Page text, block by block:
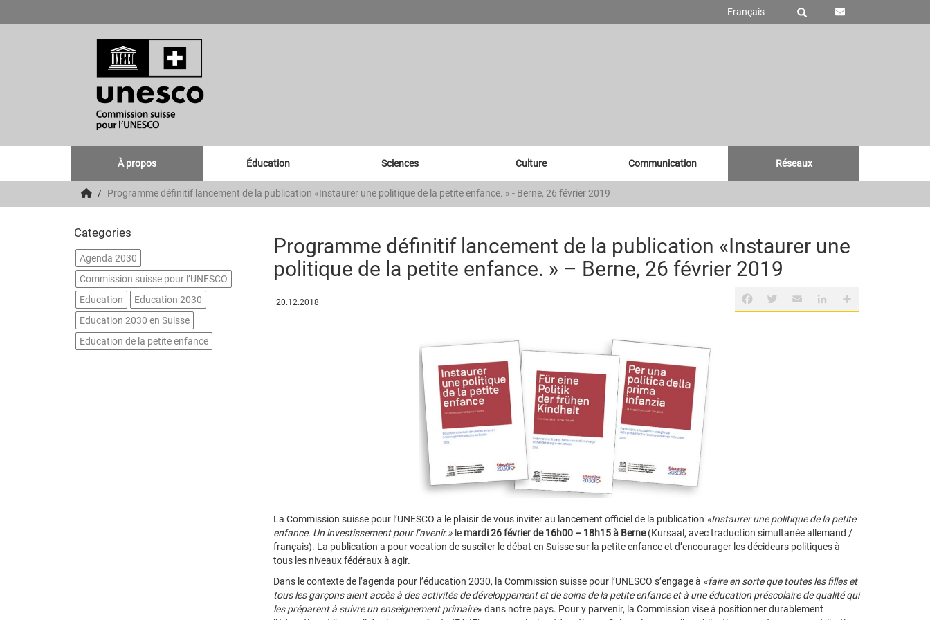
Français
À propos Éducation Sciences Culture Communication Réseaux
Programme définitif lancement de la publication «Instaurer une politique de la petite enfance. » - Berne, 26 février 2019
Programme définitif lancement de la publication «Instaurer une
politique de la petite enfance. » – Berne, 26 février 2019
20.12.2018 FacebookTwitterEmail LinkedInShare
La Commission suisse pour l’UNESCO a le plaisir de vous inviter au lancement officiel de la publication «Instaurer une politique de la petite
enfance. Un investissement pour l’avenir.»le mardi 26 février de 16h00 – 18h15 à Berne(Kursaal, avec traduction simultanée allemand /
français). La publication a pour vocation de susciter le débat en Suisse sur la petite enfance et d’encourager les décideurs politiques à
tous les niveaux fédéraux à agir.
Dans le contexte de l’agenda pour l’éducation 2030, la Commission suisse pour l’UNESCO s’engage à «faire en sorte que toutes les filles et
tous les garçons aient accès à des activités de développement et de soins de la petite enfance et à une éducation préscolaire de qualité qui
les préparent à suivre un enseignement primaire» dans notre pays. Pour y parvenir, la Commission vise à positionner durablement
Categories
Agenda 2030
Commission suisse pour l’UNESCO
Education
Education 2030
Education 2030 en Suisse
Education de la petite enfance